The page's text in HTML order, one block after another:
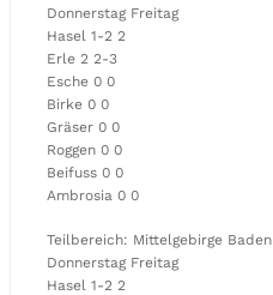
Donnerstag Freitag
Hasel 1-2 2
Erle 2 2-3
Esche 0 0
Birke 0 0
Gräser 0 0
Roggen 0 0
Beifuss 0 0
Ambrosia 0 0
Teilbereich: Mittelgebirge
Donnerstag Freitag
Hasel 1-2 2